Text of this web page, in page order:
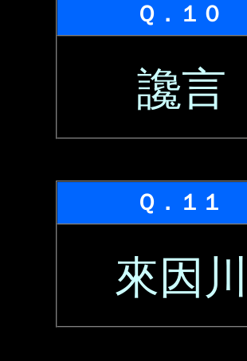
Ｑ．１０
讒言
Ｑ．１１
來因川